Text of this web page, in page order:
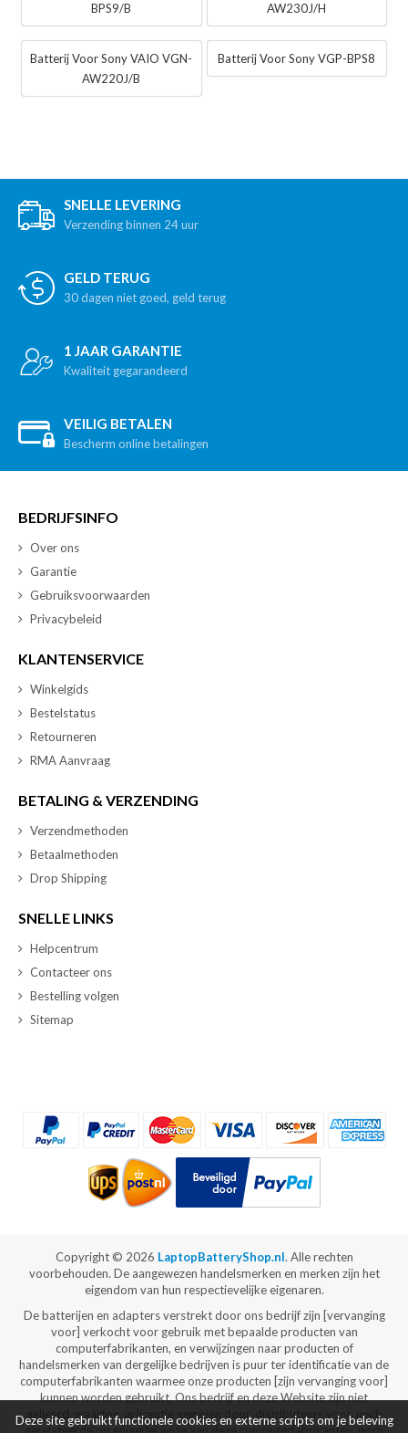
BPS9/B
AW230J/H
Batterij Voor Sony VAIO VGN-
AW220J/B
Batterij Voor Sony VGP-BPS8
SNELLE LEVERING
Verzending binnen 24 uur
GELD TERUG
30 dagen niet goed, geld terug
1 JAAR GARANTIE
Kwaliteit gegarandeerd
VEILIG BETALEN
Bescherm online betalingen
BEDRIJFSINFO
Over ons
Garantie
Gebruiksvoorwaarden
Privacybeleid
KLANTENSERVICE
Winkelgids
Bestelstatus
Retourneren
RMA Aanvraag
BETALING & VERZENDING
Verzendmethoden
Betaalmethoden
Drop Shipping
SNELLE LINKS
Helpcentrum
Contacteer ons
Bestelling volgen
Sitemap
Copyright © 2026 LaptopBatteryShop.nl. Alle rechten
voorbehouden. De aangewezen handelsmerken en merken zijn het
eigendom van hun respectievelijke eigenaren.
De batterijen en adapters verstrekt door ons bedrijf zijn [vervanging
voor] verkocht voor gebruik met bepaalde producten van
computerfabrikanten, en verwijzingen naar producten of
handelsmerken van dergelijke bedrijven is puur ter identificatie van de
computerfabrikanten waarmee onze producten [zijn vervanging voor]
kunnen worden gebruikt. Ons bedrijf en deze Website zijn niet
gelieerd, waartoe, in licentie gegeven door, distributeurs voor, noch
Deze site gebruikt functionele cookies en externe scripts om je beleving